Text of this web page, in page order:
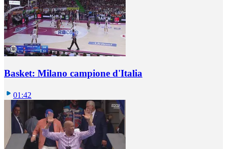
Basket: Milano campione d'Italia
01:42